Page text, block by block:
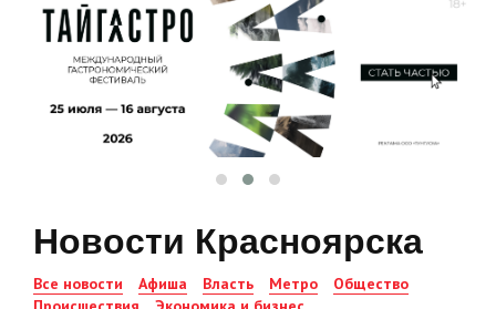
Новости Красноярска
Все новости Афиша Власть Метро
Общество